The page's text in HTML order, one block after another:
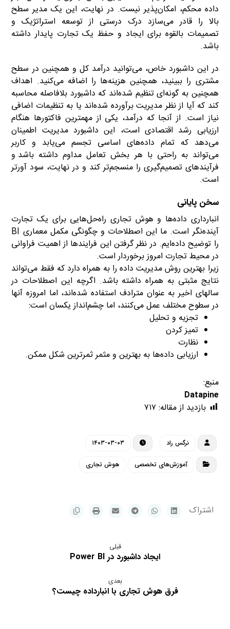
داده محکم، امکان‌پذیر نیست. در نهایت، این یک مدیر سطح
بالا را قادر می‌سازد درک درستی از توسعه استراتژیک و
تصمیمات بالقوه برای ایجاد و حفظ یک تجارت پایدار داشته
باشد.
در این داشبورد خاص، می‌توانید درآمد کل و همچنین در سطح
مشتری را ببینید، همچنین هزینه‌ها را اضافه می‌کنید. اهداف
همچنین به گونه‌ای تنظیم شده‌اند که داشبورد بلافاصله محاسبه
کند که آیا از نظر مدیریت برآورده شده‌اند یا به تنظیمات اضافی
نیاز است. از آنجا که درآمد، یکی از مهمترین فاکتورها هنگام
ارزیابی رشد اقتصادی است، این داشبورد مدیریت اطمینان
می‌دهد که تمام داده‌های اساسی تجسم می‌یابد و کاربر
می‌تواند به راحتی با هر بخش تعامل مداوم داشته باشد و
فرآیندهای تصمیم‌گیری را منسجم‌تر کند و در نهایت، سود آورتر
است.
سخن پایانی
انبارداری داده‌ها و هوش تجاری راه‌حل‌هایی برای یک تجارت
آینده‌نگر است.
ما این اصطلاحات و چگونگی مکمل معماری BI
را توضیح داده‌ایم. در نظر گرفتن این فرایندها از اهمیت فراوانی
در محیط تجارت امروز برخوردار است.
زیرا بهترین روش مدیریت داده را به همراه دارد که فقط می‌تواند
نتایج مثبتی به همراه داشته باشد. اگرچه این اصطلاحات در
سالهای اخیر به عنوان مترادف استفاده شده‌اند، اما امروزه آنها
در سطوح مختلف عمل می‌کنند، اما چشم‌انداز یکسان است:
تجزیه و تحلیل
تمیز کردن
نظارت
ارزیابی داده‌ها به بهترین و مثمر ثمرترین شکل ممکن.
منبع:
Datapine
بازدید از مقاله: ۷۱۷
نرگس راد ۱۴۰۳-۰۳-۰۳
آموزش‌های تخصصی هوش تجاری
قبلی
ایجاد داشبورد در Power BI
بعدی
فرق هوش تجاری با انبارداده چیست؟